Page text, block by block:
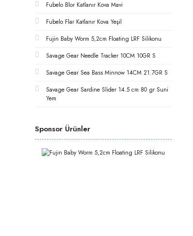
Fubelo Blor Katlanır Kova Mavi
Fubelo Flar Katlanır Kova Yeşil
Fujin Baby Worm 5,2cm Floating LRF Silikonu
Savage Gear Needle Tracker 10CM 10GR S
Savage Gear Sea Bass Minnow 14CM 21.7GR S
Savage Gear Sardine Slider 14.5 cm 80 gr Suni
Yem
Sponsor Ürünler